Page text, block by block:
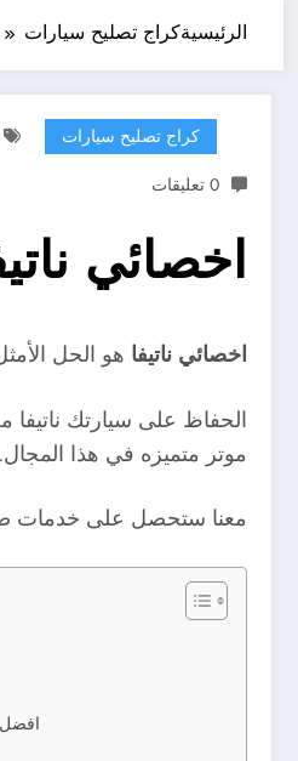
الرئيسيةكراج تصليح سيارات
كراج تصليح سيارات
0 تعليقات
اخصائي ناتيفا الكويت /
اخصائي ناتيفا هو الحل
الحفاظ على سيارتك
موتر متميزه في هذا المجال.
معنا ستحصل على خدمات
افضل